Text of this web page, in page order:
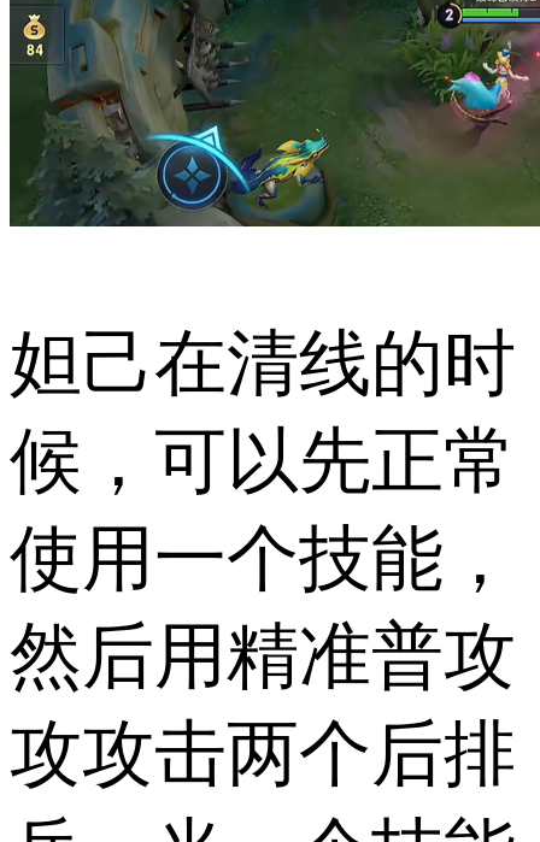
妲己在清线的时
候，可以先正常
使用一个技能，
然后用精准普攻
攻攻击两个后排